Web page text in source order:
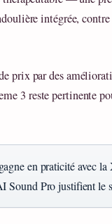
intégrée,
prix par des
3 reste pertinente
en praticité avec
Sound Pro justifient le